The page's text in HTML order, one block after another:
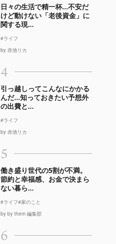
日々の生活で精一杯…不安だ
けど動けない「老後資金」に
関する現...
#ライフ
by 赤池リカ
4
引っ越しってこんなにかかる
んだ…知っておきたい予想外
の出費と...
#ライフ
by 赤池リカ
5
働き盛り世代の5割が不満。
節約と幸福感、お金で決まら
ない暮ら...
#ライフ#家のこと
by by them 編集部
6